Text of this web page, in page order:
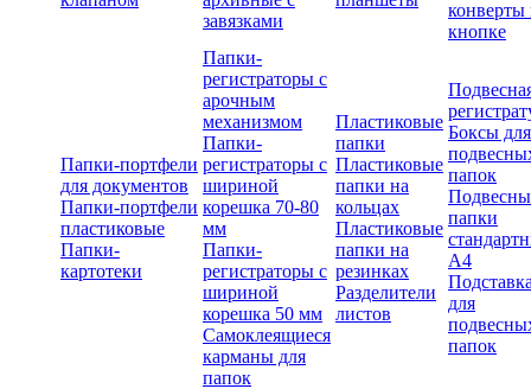
завязками
конверты
кнопке
Папки-портфели
для документов
Папки-портфели
пластиковые
Папки-
картотеки
Папки-
регистраторы с
арочным
механизмом
Папки-
регистраторы с
шириной
корешка 70-80
мм
Папки-
регистраторы с
шириной
корешка 50 мм
Самоклеящиеся
карманы для
папок
Пластиковые
папки
Пластиковые
папки на
кольцах
Пластиковые
папки на
резинках
Разделители
листов
Боксы для
папок
папки
А4
для
папок